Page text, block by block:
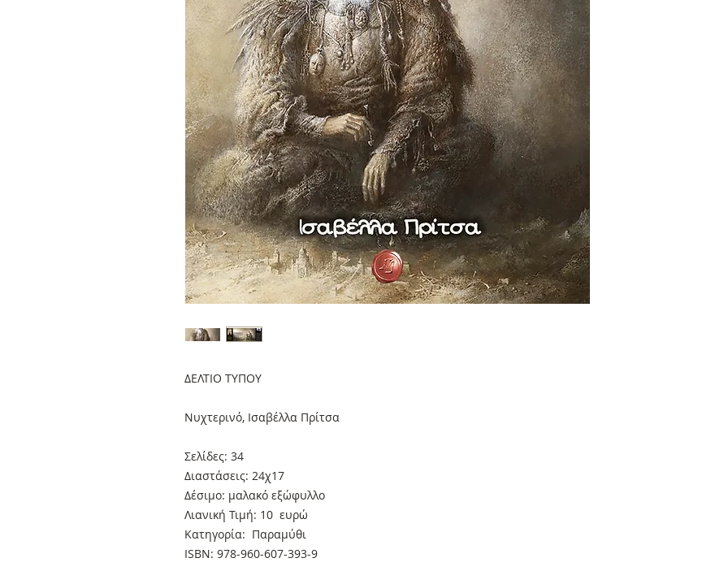
ΔΕΛΤΙΟ ΤΥΠΟΥ
Νυχτερινό, Ισαβέλλα Πρίτσα
Σελίδες: 34
Διαστάσεις: 24χ17
Δέσιμο: μαλακό εξώφυλλο
Λιανική Τιμή: 10 ευρώ
Κατηγορία: Παραμύθι
ISBN: 978-960-607-393-9
Οι αποστολές